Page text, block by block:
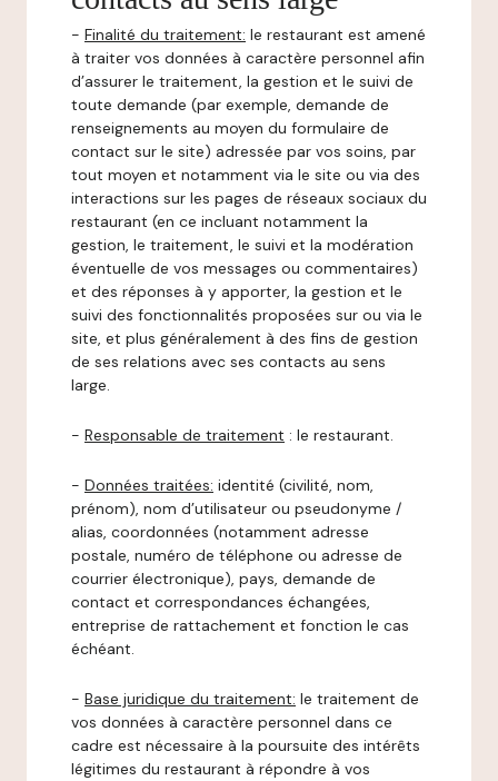
- Finalité du traitement: le restaurant est amené
à traiter vos données à caractère personnel afin
d’assurer le traitement, la gestion et le suivi de
toute demande (par exemple, demande de
renseignements au moyen du formulaire de
contact sur le site) adressée par vos soins, par
tout moyen et notamment via le site ou via des
interactions sur les pages de réseaux sociaux du
restaurant (en ce incluant notamment la
gestion, le traitement, le suivi et la modération
éventuelle de vos messages ou commentaires)
et des réponses à y apporter, la gestion et le
suivi des fonctionnalités proposées sur ou via le
site, et plus généralement à des fins de gestion
de ses relations avec ses contacts au sens
large.
- Responsable de traitement : le restaurant.
- Données traitées: identité (civilité, nom,
prénom), nom d’utilisateur ou pseudonyme /
alias, coordonnées (notamment adresse
postale, numéro de téléphone ou adresse de
courrier électronique), pays, demande de
contact et correspondances échangées,
entreprise de rattachement et fonction le cas
échéant.
- Base juridique du traitement: le traitement de
vos données à caractère personnel dans ce
cadre est nécessaire à la poursuite des intérêts
légitimes du restaurant à répondre à vos